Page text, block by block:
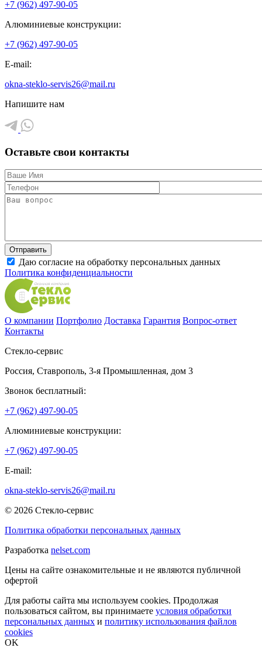
+7 (962) 497-90-05
Алюминиевые конструкции:
+7 (962) 497-90-05
E-mail:
okna-steklo-servis26@mail.ru
Напишите нам
Оставьте свои контакты
Даю согласие на обработку персональных данных
Политика конфиденциальности
О компании Портфолио Доставка Гарантия Вопрос-ответ
Контакты
Стекло-сервис
Россия, Ставрополь, 3-я Промышленная, дом 3
Звонок бесплатный:
+7 (962) 497-90-05
Алюминиевые конструкции:
+7 (962) 497-90-05
E-mail:
okna-steklo-servis26@mail.ru
© 2026 Стекло-сервис
Политика обработки персональных данных
Разработка nelset.com
Цены на сайте ознакомительные и не являются публичной
офертой
Для работы сайта мы используем cookies. Продолжая
пользоваться сайтом, вы принимаете условия обработки
персональных данных и политику использования файлов
cookies
OK